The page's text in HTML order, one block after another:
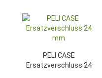
PELI CASE
Ersatzverschluss 24